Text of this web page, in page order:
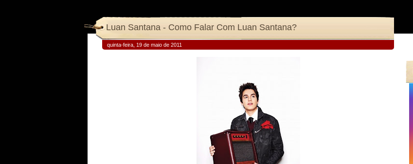
Luan Santana - Como Falar Com Luan Santana?
quinta-feira, 19 de maio de 2011